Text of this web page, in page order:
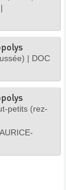
|
| DOC
petits (rez-